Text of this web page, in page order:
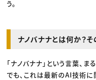
う。
ナノバナナとは何か？
「ナノバナナ」という言葉、
でも、これは最新のAI技術